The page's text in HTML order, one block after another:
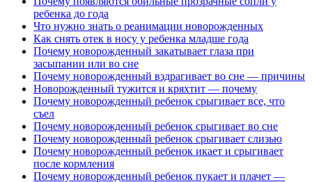
ребенка до года
Что нужно знать о реанимации новорожденных
Как снять отек в носу у ребенка младше года
Почему новорожденный закатывает глаза при
засыпании или во сне
Почему новорожденный вздрагивает во сне — причины
Новорожденный тужится и кряхтит — почему
Почему новорожденный ребенок срыгивает все, что
съел
Почему новорожденный ребенок срыгивает во сне
Почему новорожденный ребенок срыгивает слизью
Почему новорожденный ребенок икает и срыгивает
после кормления
Почему новорожденный ребенок пукает и плачет —